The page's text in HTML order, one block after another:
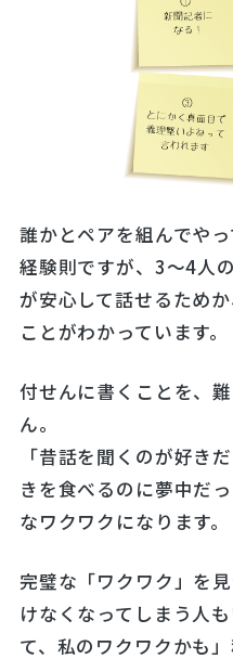
誰かとペアを組んでや
経験則ですが、3～4人
が安心して話せるため
ことがわかっています。
付せんに書くことを、
ん。
「昔話を聞くのが好き
きを食べるのに夢中だ
なワクワクになります。
完璧な「ワクワク」を
けなくなってしまう人
て、私のワクワクかも